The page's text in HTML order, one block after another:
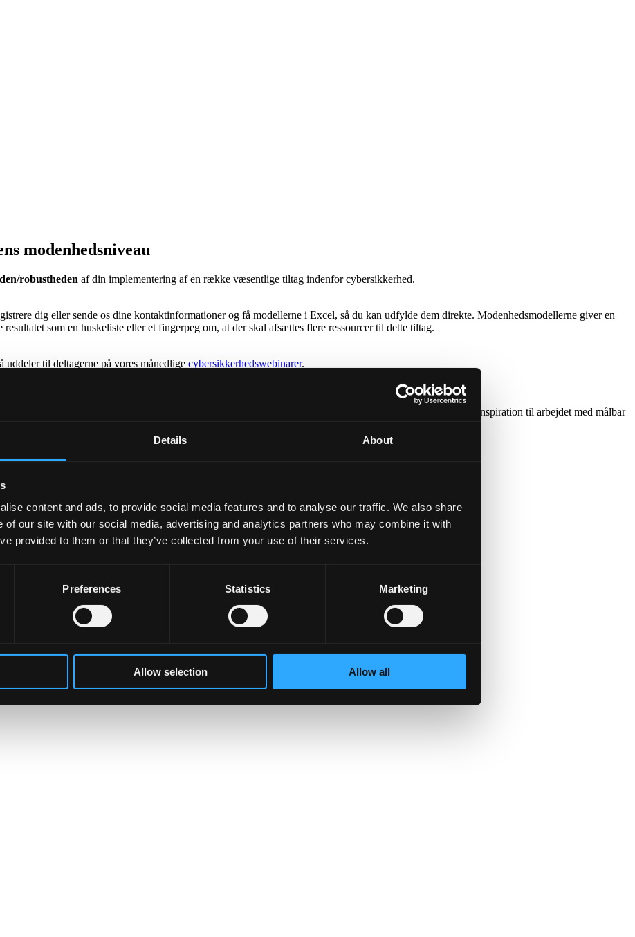
Details About
content and ads, to provide social media features and to analyse our traffic. We also share
of our site with our social media, advertising and analytics partners who may combine it with
provided to them or that they’ve collected from your use of their services.
Preferences Statistics Marketing
Allow selection Allow all
modenhedsniveau
robustheden af din implementering af en række væsentlige tiltag indenfor cybersikkerhed.
dig eller sende os dine kontaktinformationer og få modellerne i Excel, så du kan udfylde dem direkte. Modenhedsmodellerne giver en
som en huskeliste eller et fingerpeg om, at der skal afsættes flere ressourcer til dette tiltag.
uddeler til deltagerne på vores månedlige cybersikkerhedswebinarer.
da vi udvikler kontinuerligt nye modeller.
kan du altid skrive direkte til
for mere inspiration til arbejdet med målbar